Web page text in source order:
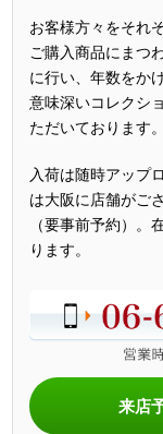
お客様方々をそれ
ご購入商品にまつ
に行い、年数をか
意味深いコレクシ
ただいております。
入荷は随時アップ
は大阪に店舗がご
（要事前予約）。
ります。
来店